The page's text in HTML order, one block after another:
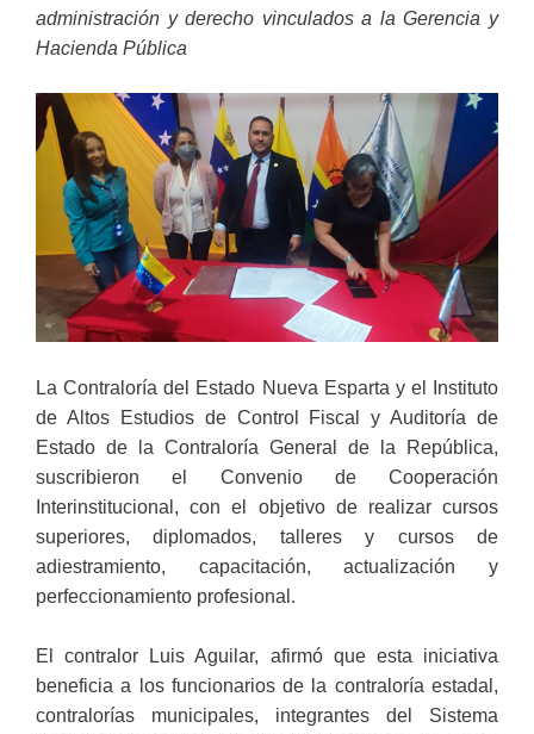
administración y derecho vinculados a la Gerencia y
Hacienda Pública
La Contraloría del Estado Nueva Esparta y el Instituto
de Altos Estudios de Control Fiscal y Auditoría de
Estado de la Contraloría General de la República,
suscribieron el Convenio de Cooperación
Interinstitucional, con el objetivo de realizar cursos
superiores, diplomados, talleres y cursos de
adiestramiento, capacitación, actualización y
perfeccionamiento profesional.
El contralor Luis Aguilar, afirmó que esta iniciativa
beneficia a los funcionarios de la contraloría estadal,
contralorías municipales, integrantes del Sistema